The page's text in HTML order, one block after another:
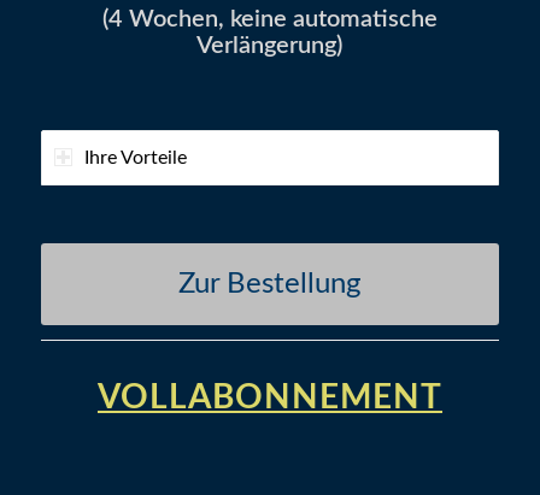
(4 Wochen, keine automatische
Verlängerung)
Ihre Vorteile
Zur Bestellung
VOLLABONNEMENT